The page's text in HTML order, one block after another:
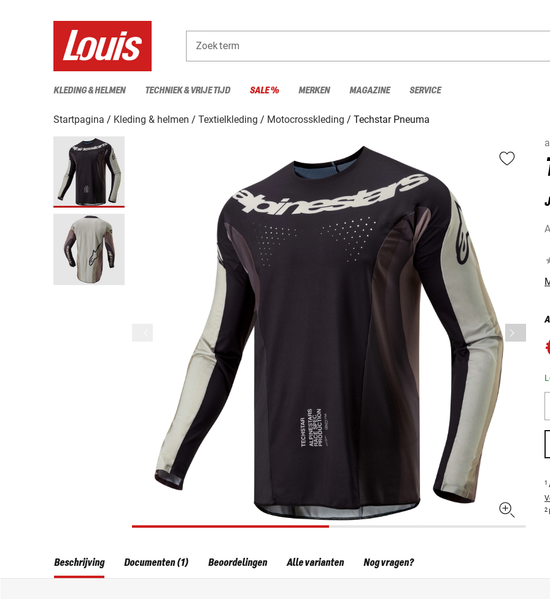
Zoekterm
KLEDING & HELMEN TECHNIEK & VRIJE TIJD SALE % MERKEN MAGAZINE SERVICE
Startpagina Kleding & helmen Textielkleding Motocrosskleding
Techstar Pneuma
1
2
Beschrijving Documenten (1) Beoordelingen Alle varianten Nog vragen?